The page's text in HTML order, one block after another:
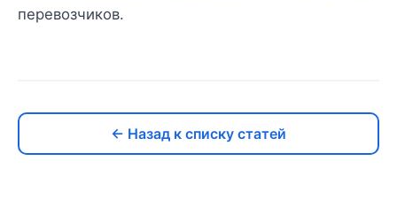
перевозчиков.
← Назад к списку статей